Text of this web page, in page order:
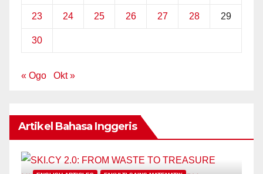
23 24 25 26 27 28 29
30
« Ogo Okt »
Artikel Bahasa Inggeris